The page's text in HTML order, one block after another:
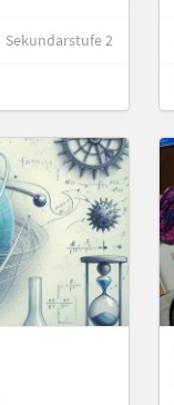
Sekundarstufe 2